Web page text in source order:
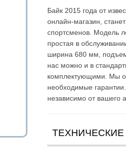
Байк 2015 года от
онлайн-магазин,
спортсменов. Модель
простая в
ширина 680 мм,
нас можно и в
комплектующими. Мы
необходимые
независимо от вашего
ТЕХНИЧЕСКИЕ